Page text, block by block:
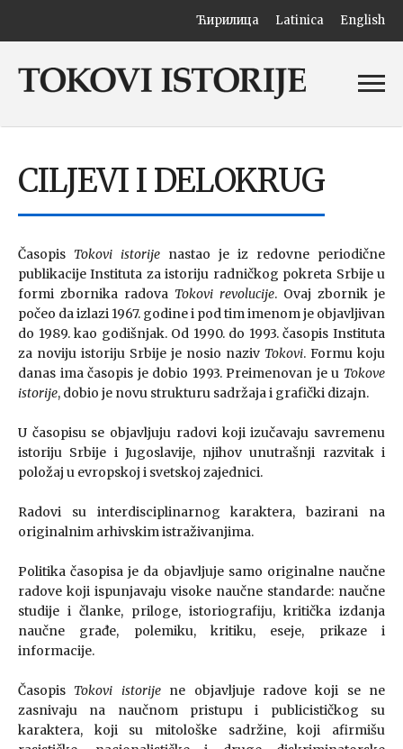
Ћирилица Latinica English
CILJEVI I DELOKRUG
Časopis Tokovi istorije nastao je iz redovne periodične
publikacije Instituta za istoriju radničkog pokreta Srbije u
formi zbornika radova Tokovi revolucije. Ovaj zbornik je
počeo da izlazi 1967. godine i pod tim imenom je objavljivan
do 1989. kao godišnjak. Od 1990. do 1993. časopis Instituta
za noviju istoriju Srbije je nosio naziv Tokovi. Formu koju
danas ima časopis je dobio 1993. Preimenovan je u Tokove
istorije, dobio je novu strukturu sadržaja i grafički dizajn.
U časopisu se objavljuju radovi koji izučavaju savremenu
istoriju Srbije i Jugoslavije, njihov unutrašnji razvitak i
položaj u evropskoj i svetskoj zajednici.
Radovi su interdisciplinarnog karaktera, bazirani na
originalnim arhivskim istraživanjima.
Politika časopisa je da objavljuje samo originalne naučne
radove koji ispunjavaju visoke naučne standarde: naučne
studije i članke, priloge, istoriografiju, kritička izdanja
naučne građe, polemiku, kritiku, eseje, prikaze i
informacije.
Časopis Tokovi istorijene objavljuje radove koji se ne
zasnivaju na naučnom pristupu i publicističkog su
karaktera, koji su mitološke sadržine, koji afirmišu